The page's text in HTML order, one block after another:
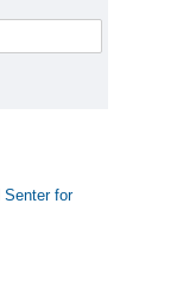
Senter for